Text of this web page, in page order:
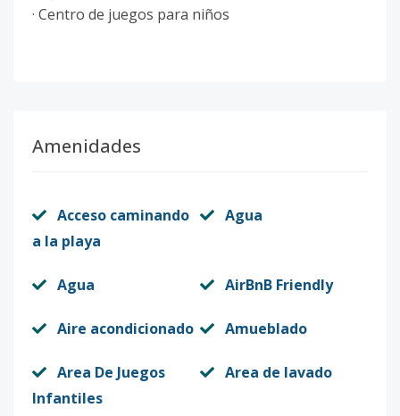
· Centro de juegos para niños
Amenidades
Acceso caminando
a la playa
Agua
Agua AirBnB Friendly
Aire acondicionado Amueblado
Area De Juegos
Infantiles
Area de lavado